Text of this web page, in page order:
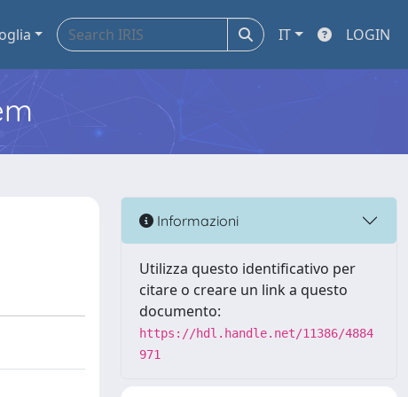
IT LOGIN
Informazioni
Utilizza questo identificativo per
citare o creare un link a questo
documento:
https://hdl.handle.net/11386/4884
971